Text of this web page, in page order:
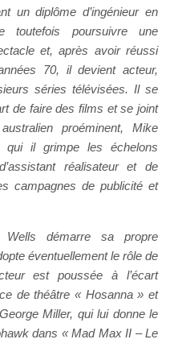
un diplôme d’ingénieur en
toutefois poursuivre une
et, après avoir réussi
70, il devient acteur,
séries télévisées. Il se
de faire des films et se joint
proéminent, Mike
qui il grimpe les échelons
réalisateur et de
campagnes de publicité et
démarre sa propre
éventuellement le rôle de
est poussée à l’écart
de théâtre « Hosanna » et
Miller, qui lui donne le
dans « Mad Max II – Le